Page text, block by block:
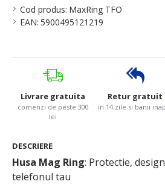
Cod produs: MaxRing TFO
EAN: 5900495121219
Livrare gratuita
comenzi de peste 300
lei
Retur gratuit
in 14 zile si banii
DESCRIERE
Husa Mag Ring: Protectie,
telefonul tau